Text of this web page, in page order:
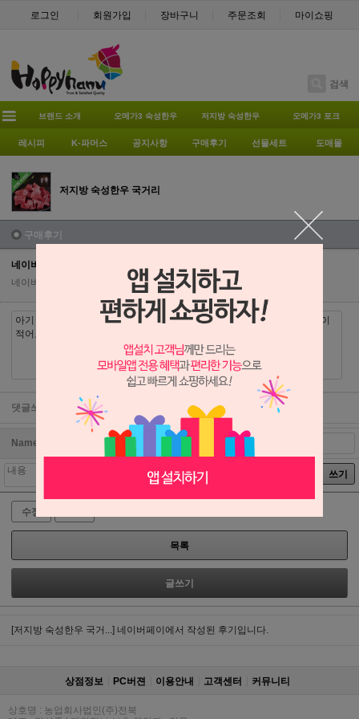
로그인 회원가입 장바구니 주문조회 마이쇼핑
검색
브랜드 소개 오메가3 숙성한우 저지방 숙성한우 오메가3 포크
레시피 K-파머스 공지사항 구매후기 선물세트 도매몰
저지방 숙성한우 국거리
구매후기
네이버페이에서 작성된 후기입니다.
네이버 페이
| 2019-04-04 | 조회수 7311
아기 이유식 육수 내려고 주문했어요. 고기 상태 넘 깔끔하고 확실히 지방이
적어요!!
댓글쓰기
Name
쓰기
수정
목록
글쓰기
[저지방 숙성한우 국거...] 네이버페이에서 작성된 후기입니다.
상점정보 PC버젼 이용안내 고객센터 커뮤니티
상호명 : 농업회사법인(주)전북